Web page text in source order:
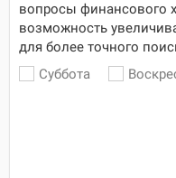
вопросы финансового
возможность
для более точного
Суббота